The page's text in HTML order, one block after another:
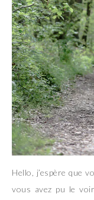
Hello, j’espère que
vous avez pu le